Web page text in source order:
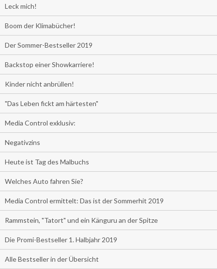
Leck mich!
Boom der Klimabücher!
Der Sommer-Bestseller 2019
Backstop einer Showkarriere!
Kinder nicht anbrüllen!
"Das Leben fickt am härtesten"
Media Control exklusiv:
Negativzins
Heute ist Tag des Malbuchs
Welches Auto fahren Sie?
Media Control ermittelt: Das ist der Sommerhit 2019
Rammstein, "Tatort" und ein Känguru an der Spitze
Die Promi-Bestseller 1. Halbjahr 2019
Alle Bestseller in der Übersicht